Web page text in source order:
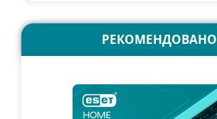
РЕКОМЕНДОВАНО